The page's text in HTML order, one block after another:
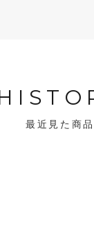
最近見た商品